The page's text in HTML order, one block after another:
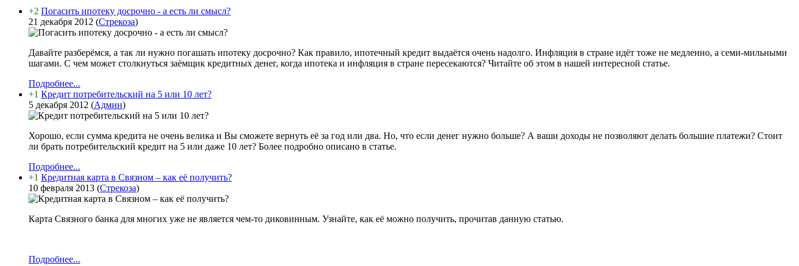
+2 Погасить ипотеку досрочно - а есть ли смысл?
21 декабря 2012 (Стрекоза)
Давайте разберёмся, а так ли нужно погашать ипотеку досрочно? Как правило, ипотечный кредит выдаётся очень надолго. Инфляция в стране идёт тоже не медленно, а семи-мильными
шагами. С чем может столкнуться заёмщик кредитных денег, когда ипотека и инфляция в стране пересекаются? Читайте об этом в нашей интересной статье.
Подробнее...
+1 Кредит потребительский на 5 или 10 лет?
5 декабря 2012 (Админ)
Хорошо, если сумма кредита не очень велика и Вы сможете вернуть её за год или два. Но, что если денег нужно больше? А ваши доходы не позволяют делать большие платежи? Стоит
ли брать потребительский кредит на 5 или даже 10 лет? Более подробно описано в статье.
Подробнее...
+1 Кредитная карта в Связном – как её получить?
10 февраля 2013 (Стрекоза)
Карта Связного банка для многих уже не является чем-то диковинным. Узнайте, как её можно получить, прочитав данную статью.
Подробнее...